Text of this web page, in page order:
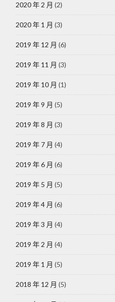
2020 年 2 月 (2)
2020 年 1 月 (3)
2019 年 12 月 (6)
2019 年 11 月 (3)
2019 年 10 月 (1)
2019 年 9 月 (5)
2019 年 8 月 (3)
2019 年 7 月 (4)
2019 年 6 月 (6)
2019 年 5 月 (5)
2019 年 4 月 (6)
2019 年 3 月 (4)
2019 年 2 月 (4)
2019 年 1 月 (5)
2018 年 12 月 (5)